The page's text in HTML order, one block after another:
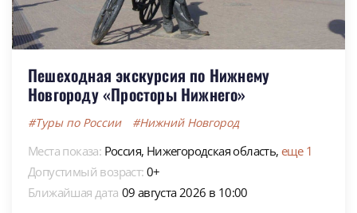
Пешеходная экскурсия по Нижнему
Новгороду «Просторы Нижнего»
#Туры по России #Нижний Новгород
Места показа: Россия, Нижегородская область,еще 1
Допустимый возраст: 0+
Ближайшая дата 09 августа 2026 в 10:00